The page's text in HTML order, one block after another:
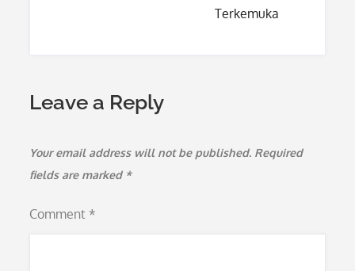
Terkemuka
Leave a Reply
Your email address will not be published. Required
fields are marked *
Comment *